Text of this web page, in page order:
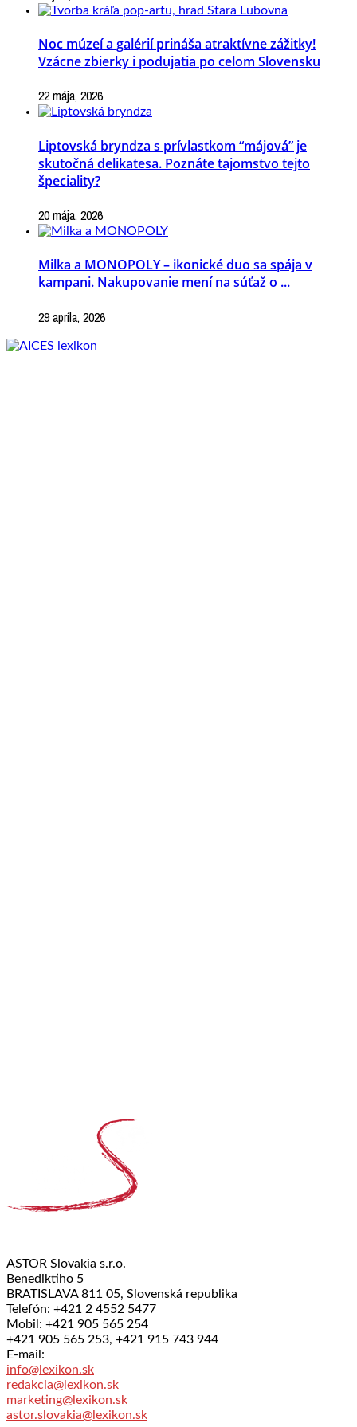
Noc múzeí a galérií prináša atraktívne zážitky!
Vzácne zbierky i podujatia po celom Slovensku
22 mája, 2026
Liptovská bryndza s prívlastkom “májová” je
skutočná delikatesa. Poznáte tajomstvo tejto
špeciality?
20 mája, 2026
Milka a MONOPOLY – ikonické duo sa spája v
kampani. Nakupovanie mení na súťaž o ...
29 apríla, 2026
ASTOR Slovakia s.r.o.
Benediktiho 5
BRATISLAVA 811 05, Slovenská republika
Telefón: +421 2 4552 5477
Mobil: +421 905 565 254
+421 905 565 253, +421 915 743 944
E-mail:
info@lexikon.sk
redakcia@lexikon.sk
marketing@lexikon.sk
astor.slovakia@lexikon.sk